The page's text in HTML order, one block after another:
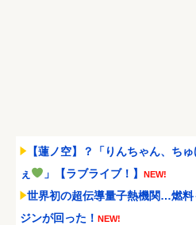
【蓮ノ空】？「りんちゃん、ち
ぇ
」【ラブライブ！】 NEW!
世界初の超伝導量子熱機関…燃
ジンが回った！ NEW!